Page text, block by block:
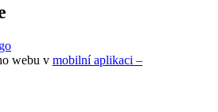
webu v mobilní aplikaci –